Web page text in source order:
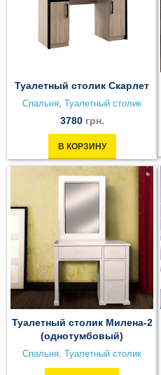
Туалетный столик Скарлет
Спальня, Туалетный столик
3780 грн.
В КОРЗИНУ
Туалетный столик Милена-2
(однотумбовый)
Спальня, Туалетный столик